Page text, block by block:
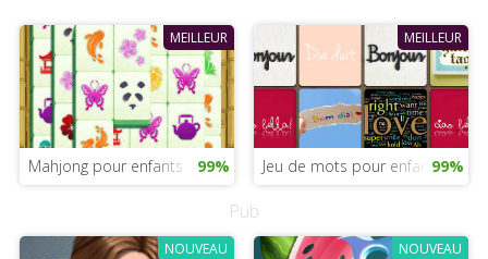
MEILLEUR
Mahjong pour enfants 99%
MEILLEUR
Jeu de mots pour enfants99%
Pub
NOUVEAU NOUVEAU